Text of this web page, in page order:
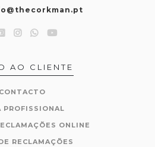
AO CLIENTE
CONTACTO
PROFISSIONAL
ONLINE
RECLAMAÇÕES